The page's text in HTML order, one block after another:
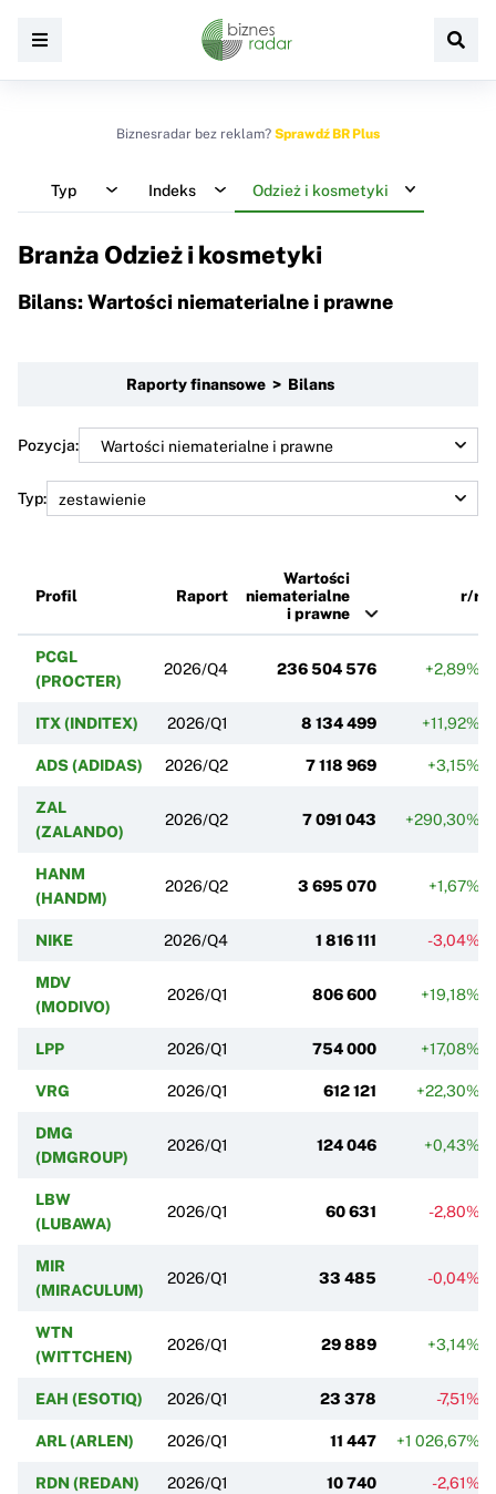
Biznesradar bez reklam? Sprawdź BR Plus
Typ Indeks Odzież i kosmetyki
Branża Odzież i kosmetyki
Bilans: Wartości niematerialne i prawne
Raporty finansowe > Bilans
Pozycja:
Typ:
Profil Raport
Wartości
niematerialne
i prawne
r/r
PCGL
(PROCTER)
2026/Q4 236 504 576 +2,89%
ITX (INDITEX) 2026/Q1 8 134 499 +11,92%
ADS (ADIDAS) 2026/Q2 7 118 969 +3,15%
ZAL
(ZALANDO)
2026/Q2 7 091 043 +290,30%
HANM
(HANDM)
2026/Q2 3 695 070 +1,67%
NIKE 2026/Q4 1 816 111 -3,04%
MDV
(MODIVO)
2026/Q1 806 600 +19,18%
LPP 2026/Q1 754 000 +17,08%
VRG 2026/Q1 612 121 +22,30%
DMG
(DMGROUP)
2026/Q1 124 046 +0,43%
LBW
(LUBAWA)
2026/Q1 60 631 -2,80%
MIR
(MIRACULUM)
2026/Q1 33 485 -0,04%
WTN
(WITTCHEN)
2026/Q1 29 889 +3,14%
EAH (ESOTIQ) 2026/Q1 23 378 -7,51%
ARL (ARLEN) 2026/Q1 11 447 +1 026,67%
RDN (REDAN) 2026/Q1 10 740 -2,61%